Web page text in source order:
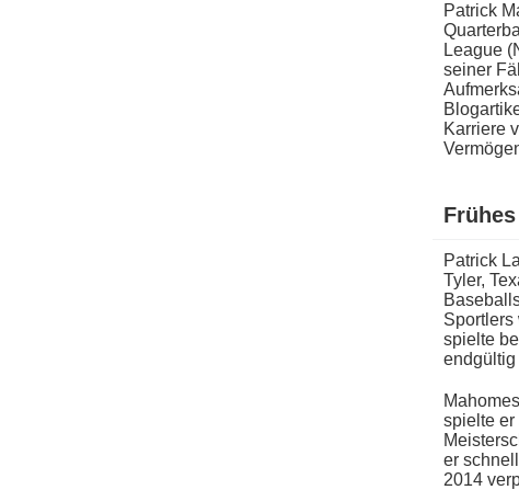
Patrick
League
seiner
Karriere
Patrick
Tyler,
Sportlers
spielte
endgültig
spielte e​r
er
2014